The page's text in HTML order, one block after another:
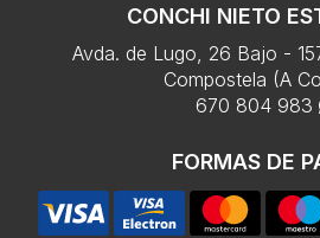
CONCHI NIETO
Avda. de Lugo, 26 Bajo -
Compostela (A
670 804 983
FORMAS DE